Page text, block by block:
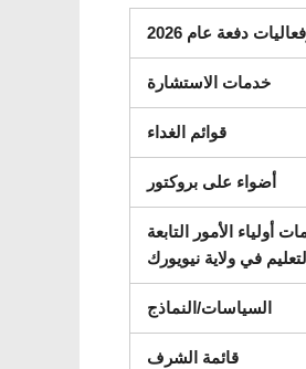
دفعة عام 2026
خدمات الاستشارة
قوائم الغداء
أضواء على بروكتور
أولياء الأمور التابعة
في ولاية نيويورك
السياسات/النماذج
قائمة الشرف